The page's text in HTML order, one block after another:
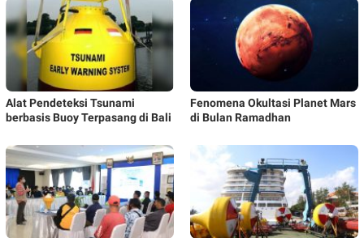
Alat Pendeteksi Tsunami
berbasis Buoy Terpasang di Bali
Fenomena Okultasi Planet Mars
di Bulan Ramadhan